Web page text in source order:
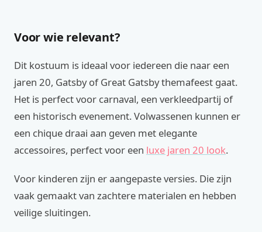
Voor wie relevant?
Dit kostuum is ideaal voor iedereen die naar een
jaren 20, Gatsby of Great Gatsby themafeest gaat.
Het is perfect voor carnaval, een verkleedpartij of
een historisch evenement. Volwassenen kunnen er
een chique draai aan geven met elegante
accessoires, perfect voor een luxe jaren 20 look.
Voor kinderen zijn er aangepaste versies. Die zijn
vaak gemaakt van zachtere materialen en hebben
veilige sluitingen.